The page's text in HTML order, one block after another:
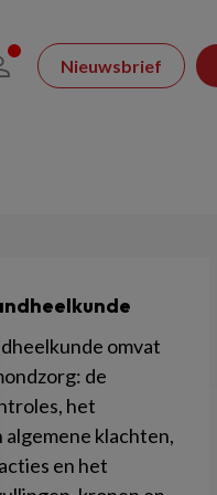
Nieuwsbrief
omvat
de
het
klachten,
en het